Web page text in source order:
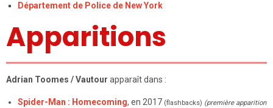
Département de Police de New York
Apparitions
Adrian Toomes / Vautour apparaît dans :
Spider-Man : Homecoming, en 2017 (flashbacks) (première apparition